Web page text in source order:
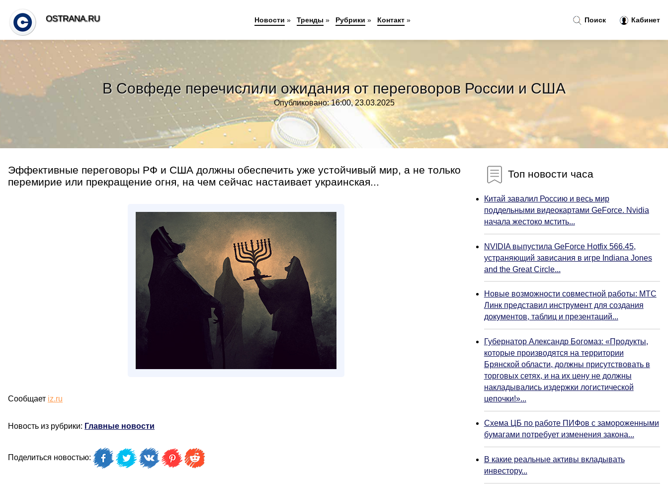
В Совфеде перечислили ожидания от переговоров России и США
Опубликовано: 16:00, 23.03.2025
Эффективные переговоры РФ и США должны обеспечить уже устойчивый мир, а не только
перемирие или прекращение огня, на чем сейчас настаивает украинская...
Сообщает iz.ru
Новость из рубрики: Главные новости
Поделиться новостью:
Топ новости часа
Китай завалил Россию и весь мир
поддельными видеокартами GeForce. Nvidia
начала жестоко мстить...
NVIDIA выпустила GeForce Hotfix 566.45,
устраняющий зависания в игре Indiana Jones
and the Great Circle...
Новые возможности совместной работы: МТС
Линк представил инструмент для создания
документов, таблиц и презентаций...
Губернатор Александр Богомаз: «Продукты,
которые производятся на территории
Брянской области, должны присутствовать в
торговых сетях, и на их цену не должны
накладывались издержки логистической
цепочки!»...
Схема ЦБ по работе ПИФов с замороженными
бумагами потребует изменения закона...
В какие реальные активы вкладывать
инвестору...
Поиск Кабинет
OSTRANA.RU Новости » Тренды » Рубрики » Контакт»